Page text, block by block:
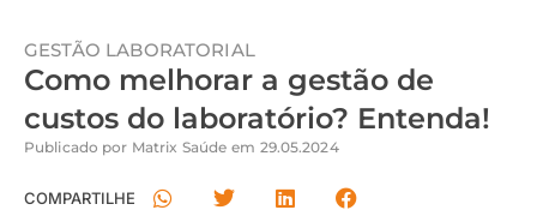
GESTÃO LABORATORIAL
Como melhorar a gestão de
custos do laboratório? Entenda!
Publicado por Matrix Saúde em 29.05.2024
COMPARTILHE